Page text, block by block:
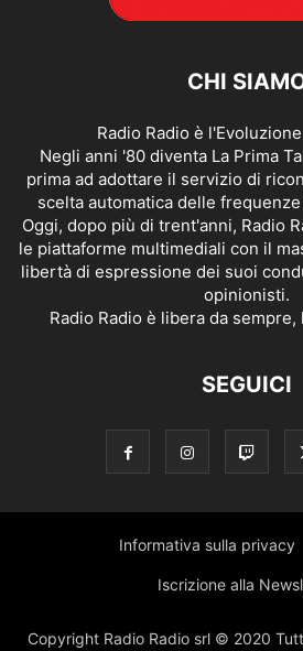
CHI
Radio Radio è
Negli anni '80 diventa La Prima
prima ad adottare il servizio di
scelta automatica delle
Oggi, dopo più di trent'anni, Radio
le piattaforme multimediali con il
libertà di espressione dei suoi
opinionisti.
Radio Radio è libera da
SEGUICI
Informativa sulla privacy
Iscrizione alla
Copyright Radio Radio srl © 2020